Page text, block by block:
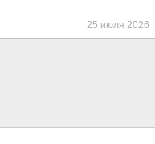
25 июля 2026